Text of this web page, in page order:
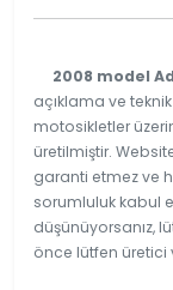
2008 model
açıklama ve
motosikletler
üretilmiştir.
garanti etmez ve
sorumluluk kabul
düşünüyorsanız,
önce lütfen üretici